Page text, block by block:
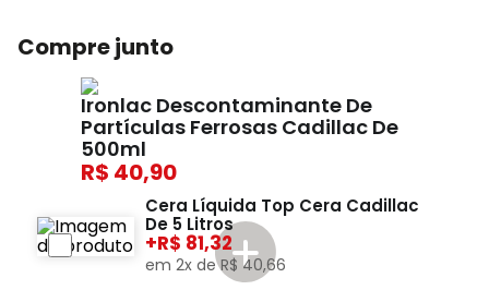
Compre junto
Ironlac Descontaminante De
Partículas Ferrosas Cadillac De
500ml
40,90
Cera Líquida Top Cera Cadillac
De 5 Litros
+ 81,32
em 2x deR$ 40,66